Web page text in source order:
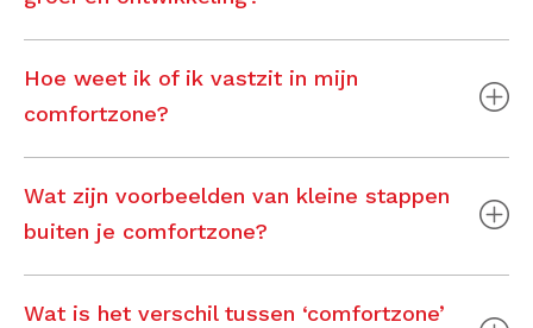
Hoe weet ik of ik vastzit in mijn
comfortzone?
Wat zijn voorbeelden van kleine stappen
buiten je comfortzone?
Wat is het verschil tussen ‘comfortzone’